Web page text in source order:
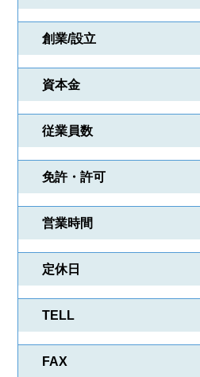
物件検索
業種一覧
会員登録
創業/設立
資本金
従業員数
免許・許可
営業時間
定休日
TELL
FAX